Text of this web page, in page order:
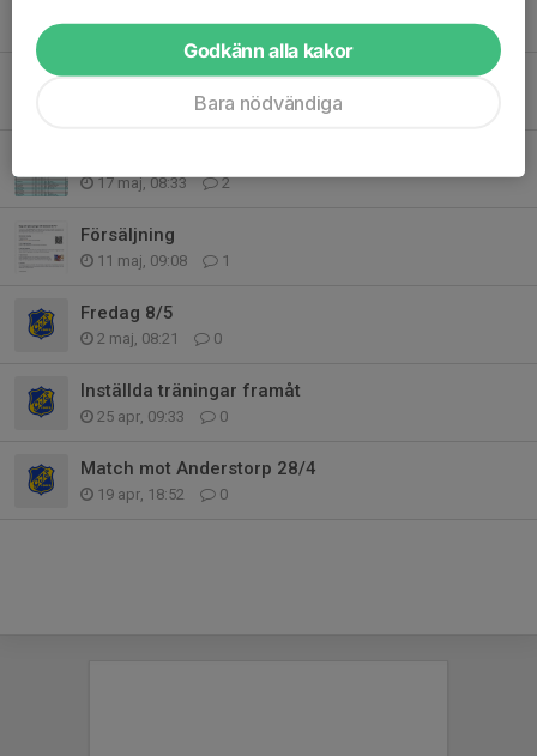
20 maj, 21:36 0
A-lagsmatchen 24/5 flyttad till 22/5
1
17 maj, 08:33 2
Försäljning
11 maj, 09:08 1
Fredag 8/5
2 maj, 08:21 0
Inställda träningar framåt
25 apr, 09:33 0
Match mot Anderstorp 28/4
19 apr, 18:52 0
Godkänn alla kakor
Bara nödvändiga